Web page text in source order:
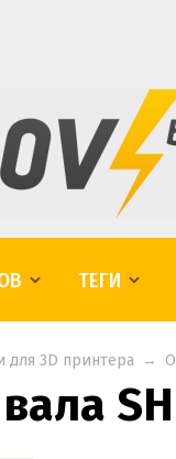
ТЕГИ
для 3D принтера →